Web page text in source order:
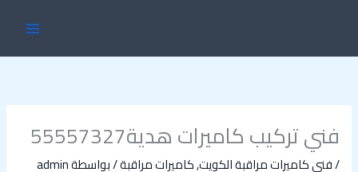
فني تركيب كاميرات هدية55557327
/فني كاميرات مراقبة الكويت,كاميرات مراقبة/ بواسطةadmin